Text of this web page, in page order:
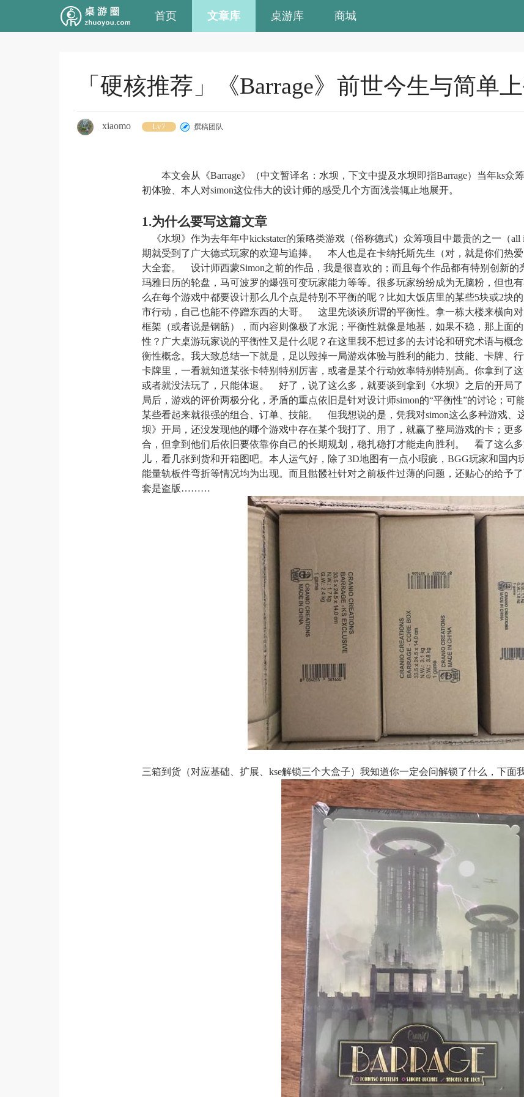
首页 文章库 桌游库 商城
「硬核推荐」《Barrage》前世今生与简单
xiaomo Lv7 撰稿团队
本文会从 《Barrage》（中文暂译名：水坝，下文中提及水坝即指Barrage） 当年ks众筹
初体验、本人对simon这位伟大的设计师的感受几个方面浅尝辄止地展开。
1.为什么要写这篇文章
《水坝》 作为去年年中kickstater的策略类游戏（俗称德式）众筹项目中最贵的之一（
期就受到了广大德式玩家的欢迎与追捧。 本人也是在卡纳托斯先生（对，就是你们热
大全套。
设计师西蒙Simon之前的作品，我是很喜欢的；而且每个作品都有特别创新的
玛雅日历的轮盘，马可波罗的爆强可变玩家能力等等。很多玩家纷纷成为无脑粉，但也
么在每个游戏中都要设计那么几个点是特别不平衡的呢？比如大饭店里的某些5块或2块
市行动，自己也能不停蹭东西的大哥。
这里先谈谈所谓的平衡性。拿一栋大楼来横向
框架（或者说是钢筋），而内容则像极了水泥；平衡性就像是地基，如果不稳，那上面
性？广大桌游玩家说的平衡性又是什么呢？在这里我不想过多的去讨论和研究术语与概
衡性概念。我大致总结一下就是，足以毁掉一局游戏体验与胜利的能力、技能、卡牌、
卡牌里，一看就知道某张卡特别特别厉害，或者是某个行动效率特别特别 高。你拿到了
或者就没法玩了 ，只能体退。 好了，说了这么多，就要谈到 拿到《水坝》之后的开局
局后，游戏的评价两极分化，矛盾的重点依旧是针对设计师simon的“平衡性”的讨论 ； 可
某些看起来就很强的组合、订单、技能。
但我想说的是，凭我对simon这么多种游戏、
坝》开局 ，还没发现他的哪个游戏中存在某个我打了、用了，就赢了整局游戏的卡 ；更多
合 ，但拿到他们后依旧要依靠你自己的长期规划，稳扎稳打才能走向胜利。
看了这么
儿，看几张到货和开箱图吧。本人运气好，除了3D地图有一点小瑕疵， BGG玩家和国内
能量轨板件弯折等情况均为出现。而且骷髅社针对之前板件过薄的问题，还贴心的给予了
套是盗版………
三箱到货（对应基础、扩展、 kse解锁三个大盒子）我知道你一定会问解锁了什么，下面